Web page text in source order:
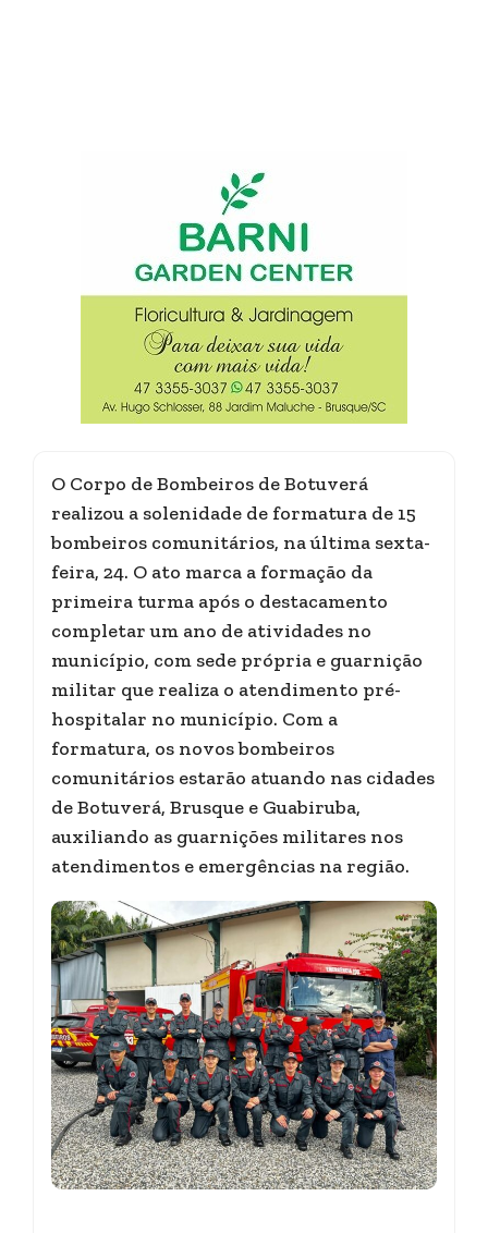
O Corpo de Bombeiros de Botuverá
realizou a solenidade de formatura de 15
bombeiros comunitários, na última sexta-
feira, 24. O ato marca a formação da
primeira turma após o destacamento
completar um ano de atividades no
município, com sede própria e guarnição
militar que realiza o atendimento pré-
hospitalar no município. Com a
formatura, os novos bombeiros
comunitários estarão atuando nas cidades
de Botuverá, Brusque e Guabiruba,
auxiliando as guarnições militares nos
atendimentos e emergências na região.